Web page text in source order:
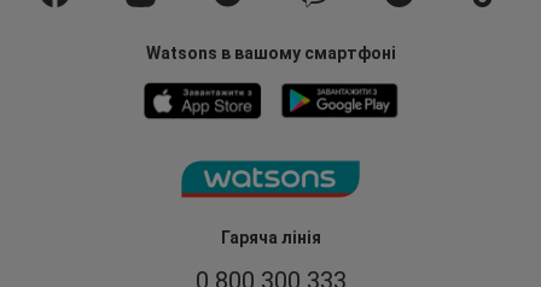
Гаряча лінія
0 800 300 333
Watsons в вашому смартфоні